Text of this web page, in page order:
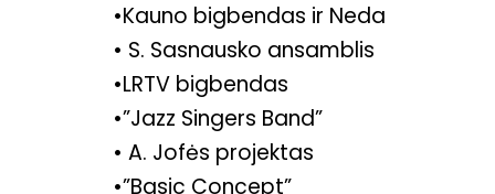
•Kauno bigbendas ir Neda
• S. Sasnausko ansamblis
•LRTV bigbendas
•”Jazz Singers Band”
• A. Jofės projektas
•”Basic Concept”